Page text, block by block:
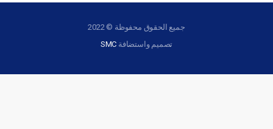
جميع الحقوق محفوظة © 2022
تصميم واستضافة SMC